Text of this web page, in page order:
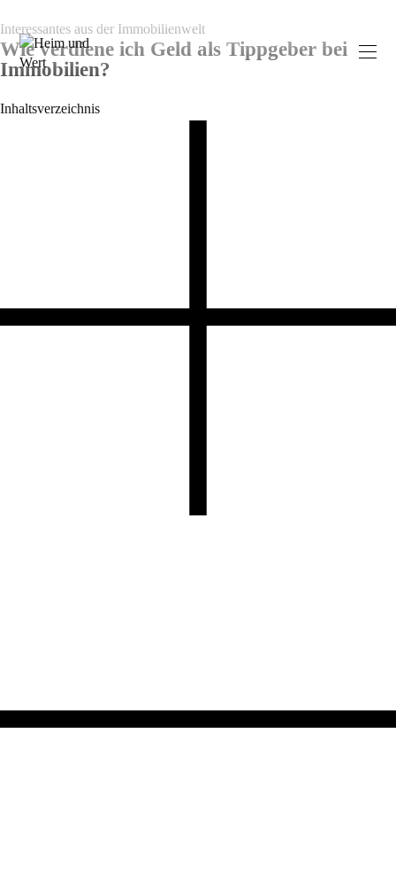
Interessantes aus der Immobilienwelt
Wie verdiene ich Geld als Tippgeber bei
Immobilien?
Inhaltsverzeichnis